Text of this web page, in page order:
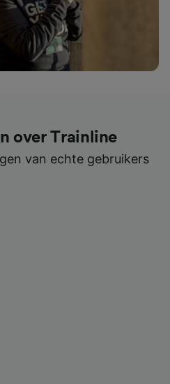
over Trainline
van echte gebruikers